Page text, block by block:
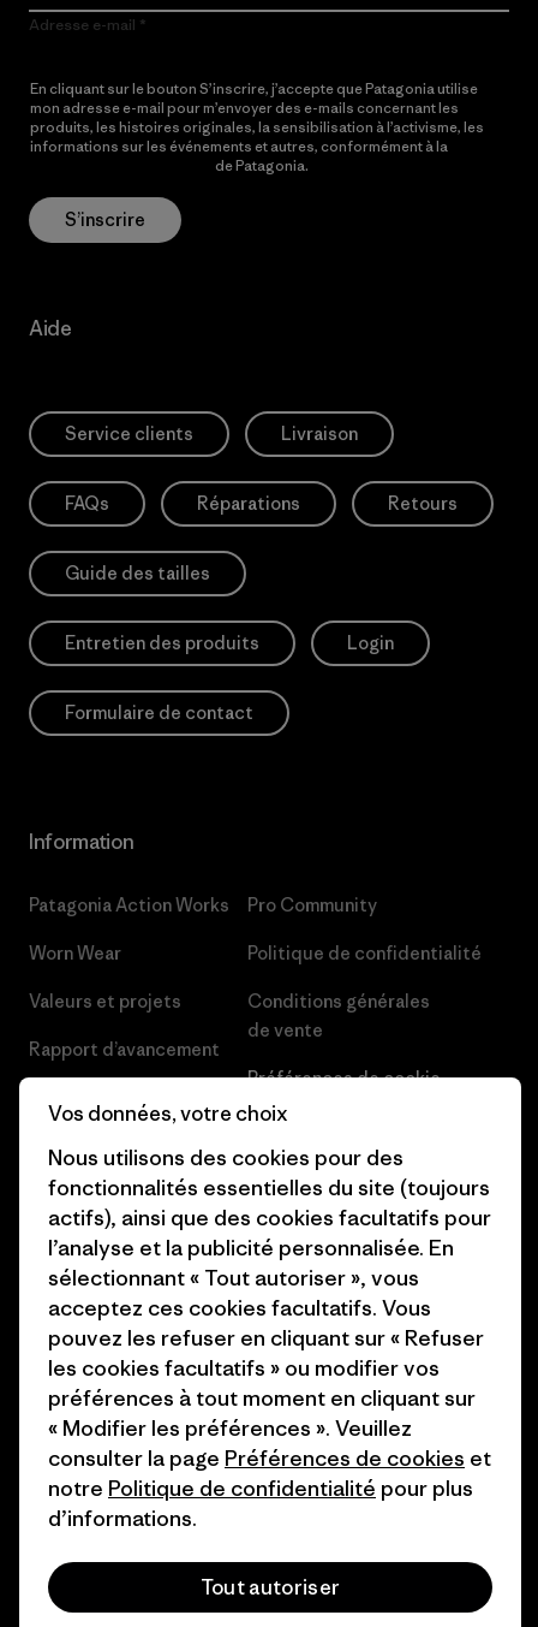
Adresse e-mail
En cliquant sur le bouton S’inscrire, j’accepte que Patagonia utilise
mon adresse e-mail pour m’envoyer des e-mails concernant les
produits, les histoires originales, la sensibilisation à l’activisme, les
informations sur les événements et autres, conformément à la
de Patagonia.
S’inscrire
Aide
Service clients Livraison
FAQs Réparations Retours
Guide des tailles
Entretien des produits Login
Formulaire de contact
Information
Patagonia Action Works
Worn Wear
Valeurs et projets
Rapport d’avancement
Objectifs climatiques
1% For The Planet
Comment nous
finançons
Cartes cadeaux
Nos magasins
Pro Community
Politique de confidentialité
Conditions générales
de vente
Préférences de cookie
Carrières
Presse et media
Industry program
Programme d’affiliation
Patagonia Belgique Plan du
site
© 2026 Patagonia, Inc. All Rights Reserved.
Vos données, votre choix
Nous utilisons des cookies pour des
fonctionnalités essentielles du site (toujours
actifs), ainsi que des cookies facultatifs pour
l’analyse et la publicité personnalisée. En
sélectionnant « Tout autoriser », vous
acceptez ces cookies facultatifs. Vous
pouvez les refuser en cliquant sur « Refuser
les cookies facultatifs » ou modifier vos
préférences à tout moment en cliquant sur
« Modifier les préférences ». Veuillez
consulter la page Préférences de cookies et
notre Politique de confidentialité pour plus
d’informations.
Tout autoriser